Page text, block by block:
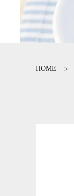
HOME